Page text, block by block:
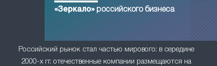
Российский рынок стал частью мирового: в середине
2000-х гг. отечественные компании размещаются на
«Зеркало»российского бизнеса